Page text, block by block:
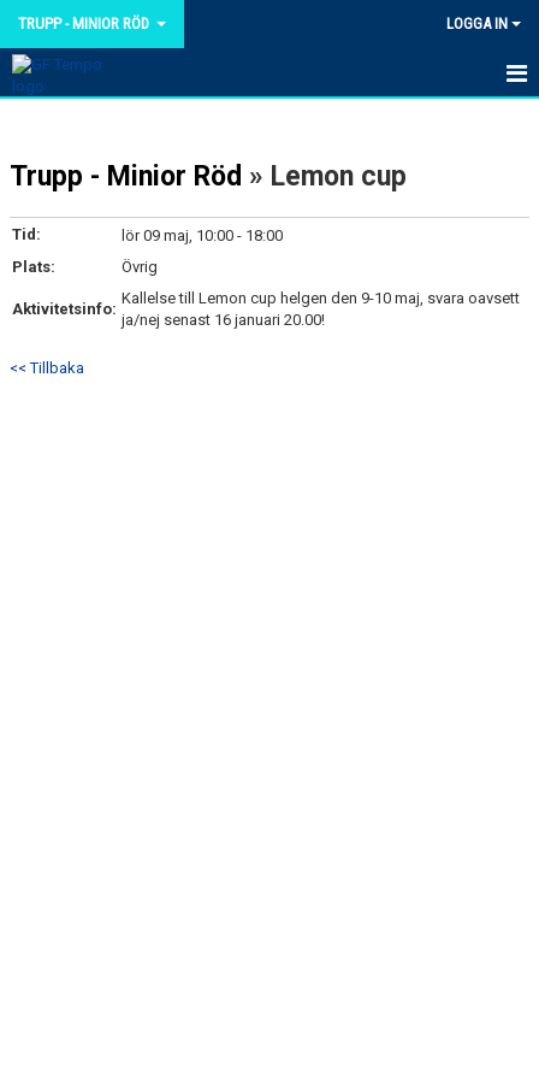
TRUPP - MINIOR RÖD LOGGA IN
NYHETER
KALENDER
TRUPPEN
Trupp - Minior Röd » Lemon cup
Tid:
lör 09 maj, 10:00 - 18:00
Plats:
Övrig
Aktivitetsinfo:
Kallelse till Lemon cup helgen den 9-10 maj, svara oavsett
ja/nej senast 16 januari 20.00!
<< Tillbaka